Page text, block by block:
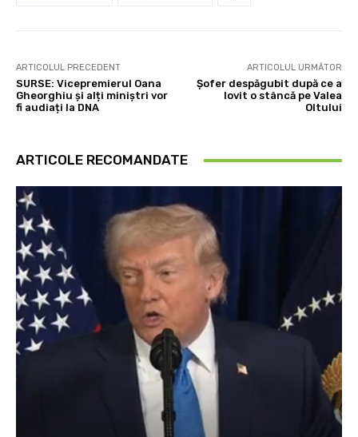
ARTICOLUL PRECEDENT
SURSE: Vicepremierul Oana
Gheorghiu și alți miniștri vor
fi audiați la DNA
ARTICOLUL URMĂTOR
Șofer despăgubit după ce a
lovit o stâncă pe Valea
Oltului
ARTICOLE RECOMANDATE